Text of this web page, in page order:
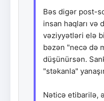
Bəs digər post-
insan haqları və
vəziyyətləri elə
bəzən "necə də
düşünürsən.
"stəkanla"
Nəticə etibarilə,